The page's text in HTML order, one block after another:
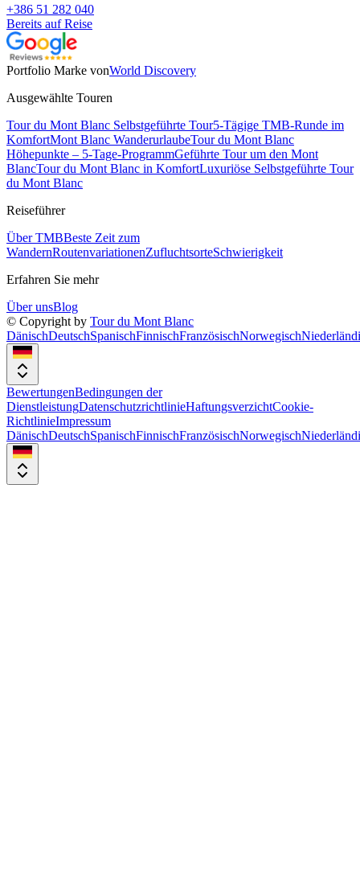
+386 51 282 040
Bereits auf Reise
Portfolio Marke vonWorld Discovery
Ausgewählte Touren
Tour du Mont Blanc Selbstgeführte Tour5-Tägige TMB-Runde im
KomfortMont Blanc WanderurlaubeTour du Mont Blanc
Höhepunkte – 5-Tage-ProgrammGeführte Tour um den Mont
BlancTour du Mont Blanc in KomfortLuxuriöse Selbstgeführte Tour
du Mont Blanc
Reiseführer
Über TMBBeste Zeit zum
WandernRoutenvariationenZufluchtsorteSchwierigkeit
Erfahren Sie mehr
Über unsBlog
© Copyright by Tour du Mont Blanc
DänischDeutschSpanischFinnischFranzösischNorwegisch
BewertungenBedingungen der
DienstleistungDatenschutzrichtlinieHaftungsverzichtCookie-
RichtlinieImpressum
DänischDeutschSpanischFinnischFranzösischNorwegisch